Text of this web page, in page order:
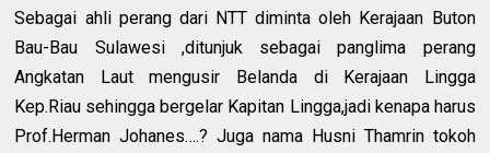
Sebagai ahli perang dari NTT diminta oleh Kerajaan Buton
Bau-Bau Sulawesi ,ditunjuk sebagai panglima perang
Angkatan Laut mengusir Belanda di Kerajaan Lingga
Kep.Riau sehingga bergelar Kapitan Lingga,jadi kenapa harus
Prof.Herman Johanes….? Juga nama Husni Thamrin tokoh